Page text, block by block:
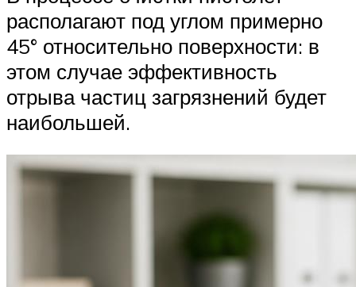
располагают под углом примерно
45° относительно поверхности: в
этом случае эффективность
отрыва частиц загрязнений будет
наибольшей.